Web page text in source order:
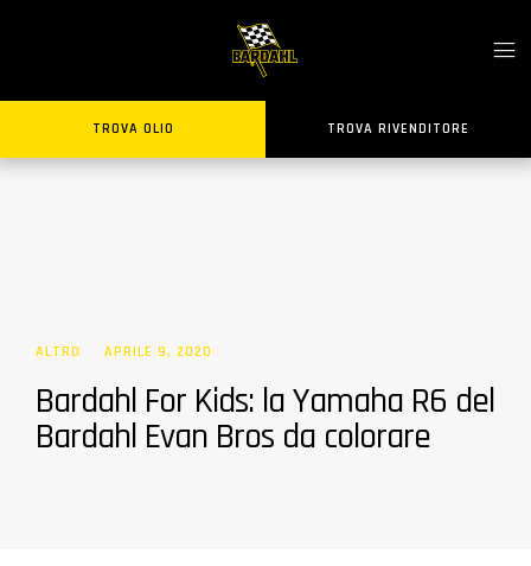
TROVA OLIO TROVA RIVENDITORE
ALTRO APRILE 9, 2020
Bardahl For Kids: la Yamaha R6 del
Bardahl Evan Bros da colorare